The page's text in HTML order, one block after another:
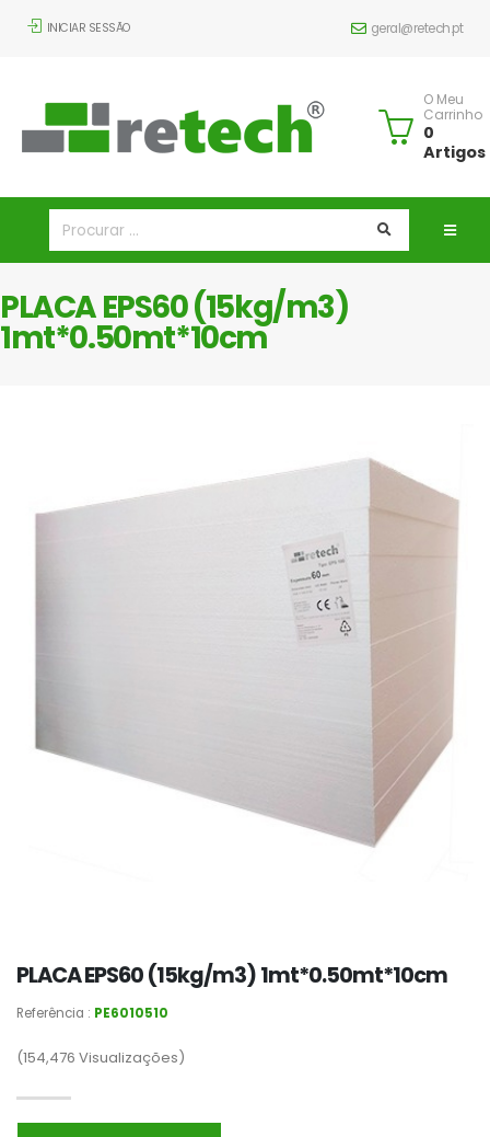
INICIAR SESSÃO geral@retech.pt
O Meu
Carrinho
0
Artigos
PLACA EPS60 (15kg/m3)
1mt*0.50mt*10cm
PLACA EPS60 (15kg/m3) 1mt*0.50mt*10cm
Referência : PE6010510
(154,476 Visualizações)